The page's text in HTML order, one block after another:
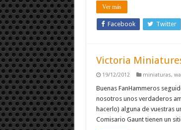
Ver más
Facebook Twitter
Victoria
19/12/2012 miniaturas,
Buenas FanHammeros
nosotros unos verdaderos
hacerlo) alguna de vuestras
Comisario Gaunt tienen un